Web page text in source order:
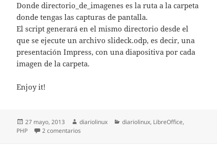
Donde directorio_de_imagenes es la ruta a la carpeta
donde tengas las capturas de pantalla.
El script generará en el mismo directorio desde el
que se ejecute un archivo slideck.odp, es decir, una
presentación Impress, con una diapositiva por cada
imagen de la carpeta.
Enjoy it!
Publicado
el
27 mayo, 2013 Autor
diariolinux Categorías
diariolinux, LibreOffice,
PHP
2 comentarios